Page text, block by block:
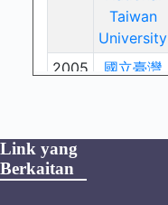
Link yang
Berkaitan